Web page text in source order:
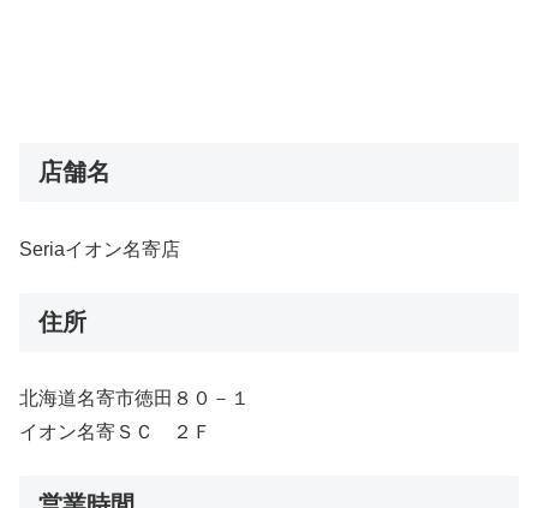
店舗名
Seriaイオン名寄店
住所
北海道名寄市徳田８０－１
イオン名寄ＳＣ ２Ｆ